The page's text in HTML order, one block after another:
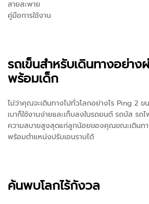
สายสะพาย
คู่มือการใช้งาน
รถเข็นสำหรับเดินทางอย่า
พร้อมเด็ก
ไม่ว่าคุณจะเดินทางไปทั่วโลกอย่างไร Ping 2 ข
เบาก็ใช้งานง่ายและเก็บลงในรถยนต์ รถบัส รถ
ความสบายสูงสุดแก่ลูกน้อยของคุณขณะเดินทา
พร้อมตำแหน่งปรับเอนราบได้
ค้นพบโลกไร้กังวล